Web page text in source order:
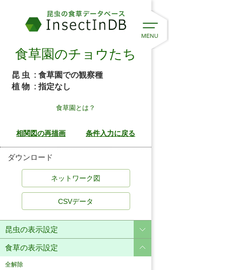
食草園のチョウたち
昆 虫 : 食草園での観察種
植 物 : 指定なし
食草園とは？
ダウンロード
CSVデータ
昆虫の表示設定
食草の表示設定
全解除